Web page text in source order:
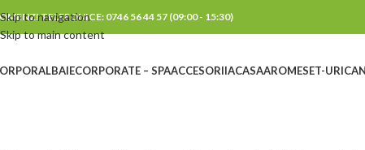
Skip to navigation
Skip to main content
TELEFONICE: 0746 56 44 57 (09:00 - 15:30)
BAIECORPORATE – SPAACCESORIIACASAAROMESET-URI